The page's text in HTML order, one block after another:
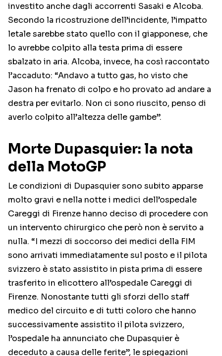
investito anche dagli accorrenti Sasaki e Alcoba.
Secondo la ricostruzione dell’incidente, l’impatto
letale sarebbe stato quello con il giapponese, che
lo avrebbe colpito alla testa prima di essere
sbalzato in aria. Alcoba, invece, ha così raccontato
l’accaduto: “Andavo a tutto gas, ho visto che
Jason ha frenato di colpo e ho provato ad andare a
destra per evitarlo. Non ci sono riuscito, penso di
averlo colpito all’altezza delle gambe”.
Morte Dupasquier: la nota
della MotoGP
Le condizioni di Dupasquier sono subito apparse
molto gravi e nella notte i medici dell’ospedale
Careggi di Firenze hanno deciso di procedere con
un intervento chirurgico che però non è servito a
nulla. “I mezzi di soccorso dei medici della FIM
sono arrivati immediatamente sul posto e il pilota
svizzero è stato assistito in pista prima di essere
trasferito in elicottero all’ospedale Careggi di
Firenze. Nonostante tutti gli sforzi dello staff
medico del circuito e di tutti coloro che hanno
successivamente assistito il pilota svizzero,
l’ospedale ha annunciato che Dupasquier è
deceduto a causa delle ferite”, le spiegazioni